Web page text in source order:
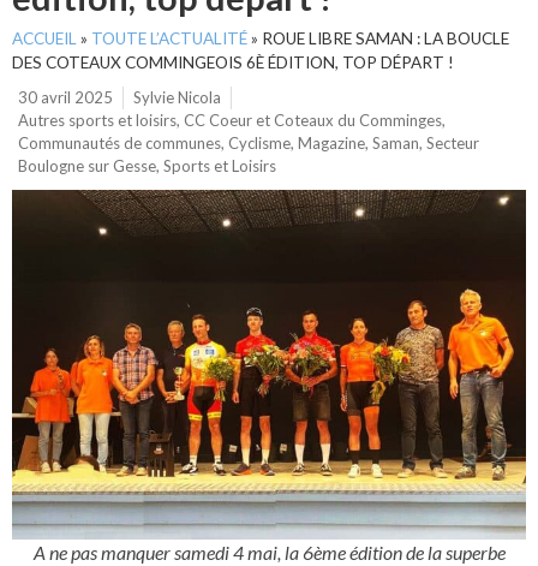
ACCUEIL » TOUTE L’ACTUALITÉ» ROUE LIBRE SAMAN : LA BOUCLE
DES COTEAUX COMMINGEOIS 6È ÉDITION, TOP DÉPART !
30 avril 2025
Sylvie Nicola
Autres sports et loisirs, CC Coeur et Coteaux du Comminges,
Communautés de communes, Cyclisme, Magazine, Saman, Secteur
Boulogne sur Gesse, Sports et Loisirs
A ne pas manquer samedi 4 mai, la 6ème édition de la superbe